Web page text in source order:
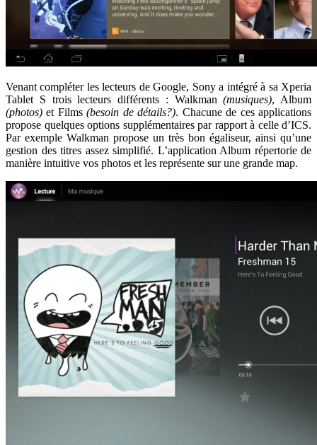
Venant compléter les lecteurs de Google, Sony a intégré à sa Xperia
Tablet S trois lecteurs différents : Walkman(musiques), Album
(photos) et Films(besoin de détails?). Chacune de ces applications
propose quelques options supplémentaires par rapport à celle d’ICS.
Par exemple Walkman propose un très bon égaliseur, ainsi qu’une
gestion des titres assez simplifié. L’application Album répertorie de
manière intuitive vos photos et les représente sur une grande map.